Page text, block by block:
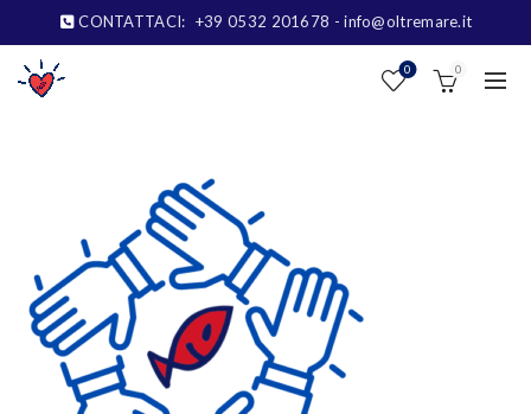
CONTATTACI: +39 0532 201678 - info@oltremare.it
0 0